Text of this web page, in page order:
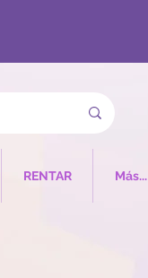
RENTAR Más...